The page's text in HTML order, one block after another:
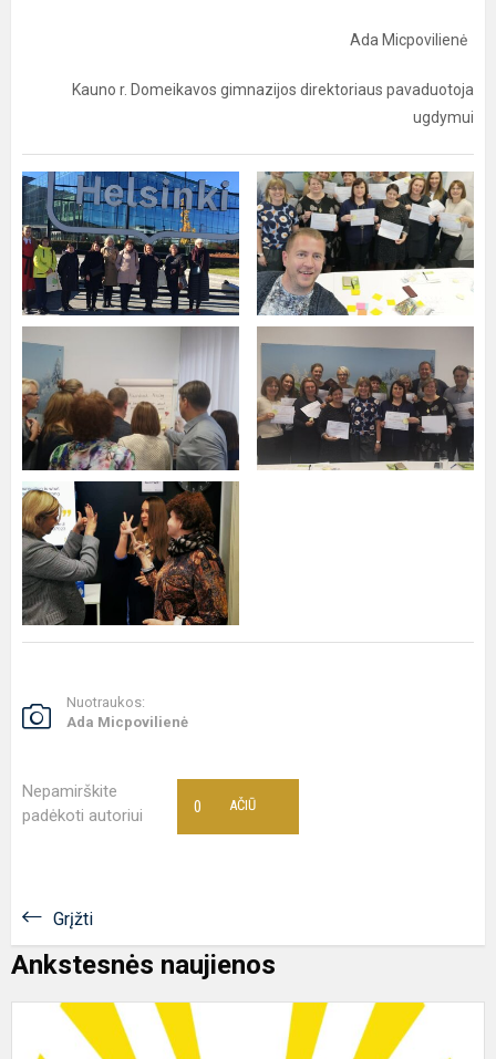
Ada Micpovilienė
Kauno r. Domeikavos gimnazijos direktoriaus pavaduotoja
ugdymui
Nuotraukos:
Ada Micpovilienė
Nepamirškite
padėkoti autoriui
AČIŪ
0
Grįžti
Ankstesnės naujienos